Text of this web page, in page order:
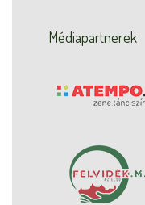
Médiapartnerek